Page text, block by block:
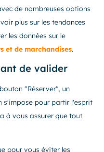
de nombreuses options
plus sur les tendances
les données sur le
et de marchandises.
de valider
"Réserver", un
s'impose pour partir l'esprit
à vous assurer que tout
pour vous éviter les